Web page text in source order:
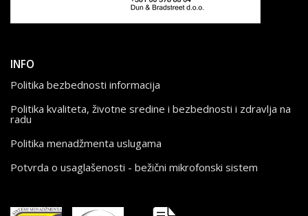
INFO
Politika bezbednosti informacija
Politika kvaliteta, životne sredine i bezbednosti i zdravlja na
radu
Politika menadžmenta uslugama
Potvrda o usaglašenosti - bežični mikrofonski sistem